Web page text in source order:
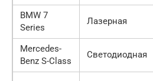
BMW 7
Series
Лазерная
Mercedes-
Benz S-Class
Светодиодная